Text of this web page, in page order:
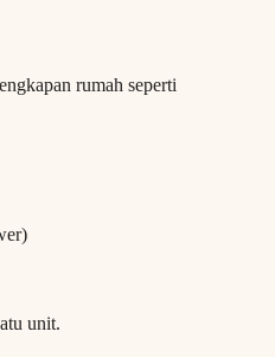
rumah seperti
unit.